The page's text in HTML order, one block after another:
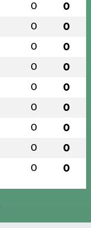
0 0
0 0
0 0
0 0
0 0
0 0
0 0
0 0
0 0